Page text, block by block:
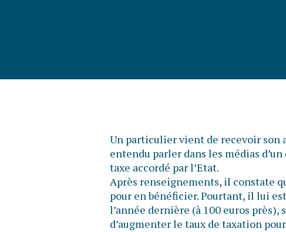
Un particulier vient de recevoir son
entendu parler dans les médias
taxe accordé par l’Etat.
Après renseignements, il constate
pour en bénéficier. Pourtant, il lui
l’année dernière (à 100 euros
d’augmenter le taux de taxation